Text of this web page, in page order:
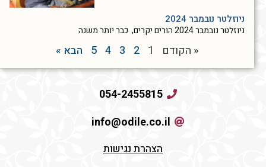
ניוזלטר נובמבר 2024
ניוזלטר נובמבר 2024 הורים יקרים, כבר יותר משנה
« הקודם 1
2
3
4
5 הבא »
054-2455815
info@odile.co.il
הצהרת נגישות